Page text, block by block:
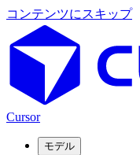
コンテンツにスキップ
Cursor
モデル